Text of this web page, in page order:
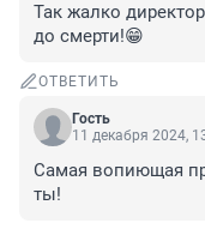
Так жалко
до смерти!😁
ОТВЕТИТЬ
Гость
11 декабря 2024,
Самая вопиющая
ты!